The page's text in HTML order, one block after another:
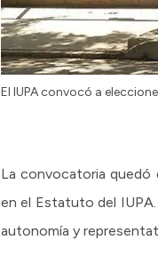
El IUPA convocó a
La convocatoria quedó
en el Estatuto del
autonomía y